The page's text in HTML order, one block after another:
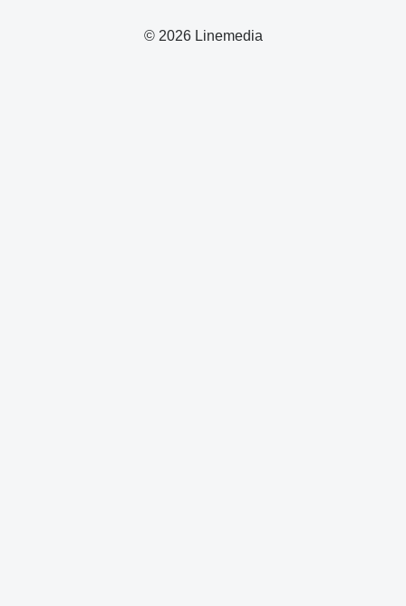
© 2026 Linemedia